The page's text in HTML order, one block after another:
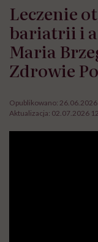
Leczenie
bariatrii i
Maria
Zdrowie
Opublikowano:
Aktualizacja: 02.07.2026